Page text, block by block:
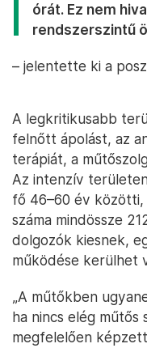
órát. Ez nem
rendszerszintű
– jelentette ki a
A legkritikusabb
felnőtt ápolást, az
terápiát, a
Az intenzív területen
fő 46–60 év közötti,
száma mindössze
dolgozók kiesnek,
működése kerülhet
„A műtőkben
ha nincs elég műtős
megfelelően